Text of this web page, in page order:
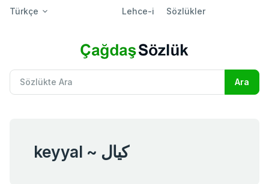
Türkçe Lehce-i Sözlükler
keyyal ~ كيال